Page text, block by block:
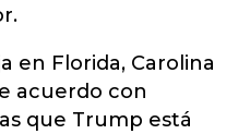
en Florida, Carolina
acuerdo con
que Trump está